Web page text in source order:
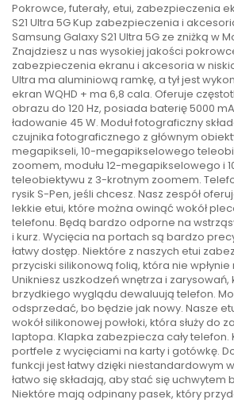
Pokrowce, futerały, etui, zabezpieczenia
S21 Ultra 5G Kup zabezpieczenia i
Samsung Galaxy S21 Ultra 5G ze zniżką w
Znajdziesz u nas wysokiej jakości
zabezpieczenia ekranu i akcesoria w
Ultra ma aluminiową ramkę, a tył jest
ekran WQHD + ma 6,8 cala. Oferuje
obrazu do 120 Hz, posiada baterię 5000
ładowanie 45 W. Moduł fotograficzny
czujnika fotograficznego z głównym
megapikseli, 10-megapikselowego
zoomem, modułu 12-megapikselowego i
teleobiektywu z 3-krotnym zoomem.
rysik S-Pen, jeśli chcesz. Nasz zespół
lekkie etui, które można owinąć wokół
telefonu. Będą bardzo odporne na
i kurz. Wycięcia na portach są bardzo
łatwy dostęp. Niektóre z naszych etui
przyciski silikonową folią, która nie wpłynie
Unikniesz uszkodzeń wnętrza i
brzydkiego wyglądu dewaluują telefon.
odsprzedać, bo będzie jak nowy. Nasze
wokół silikonowej powłoki, która służy do
laptopa. Klapka zabezpiecza cały telefon.
portfele z wycięciami na karty i gotówkę.
funkcji jest łatwy dzięki niestandardowym
łatwo się składają, aby stać się uchwytem
Niektóre mają odpinany pasek, który